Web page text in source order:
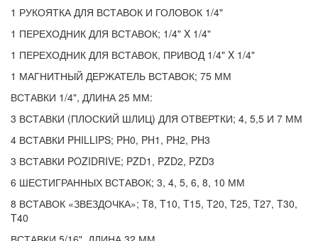
1 РУКОЯТКА ДЛЯ ВСТАВОК И ГОЛОВОК 1/4"
1 ПЕРЕХОДНИК ДЛЯ ВСТАВОК; 1/4" X 1/4"
1 ПЕРЕХОДНИК ДЛЯ ВСТАВОК, ПРИВОД 1/4" X 1/4"
1 МАГНИТНЫЙ ДЕРЖАТЕЛЬ ВСТАВОК; 75 ММ
ВСТАВКИ 1/4", ДЛИНА 25 ММ:
3 ВСТАВКИ (ПЛОСКИЙ ШЛИЦ) ДЛЯ ОТВЕРТКИ; 4, 5,5 И 7 ММ
4 ВСТАВКИ PHILLIPS; PH0, PH1, PH2, PH3
3 ВСТАВКИ POZIDRIVE; PZD1, PZD2, PZD3
6 ШЕСТИГРАННЫХ ВСТАВОК; 3, 4, 5, 6, 8, 10 ММ
8 ВСТАВОК «ЗВЕЗДОЧКА»; T8, T10, T15, T20, T25, T27, T30,
T40